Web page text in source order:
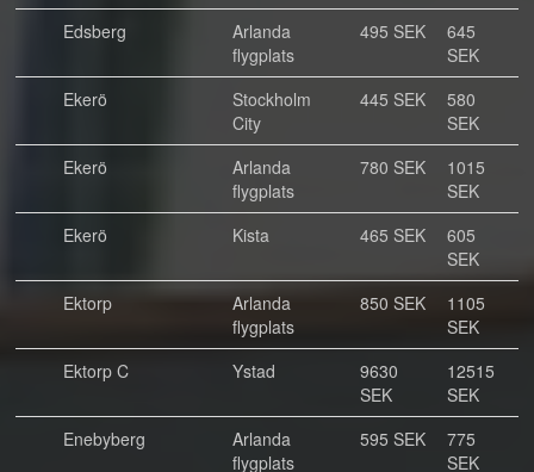
Edsberg
Arlanda
flygplats
495 SEK
645
SEK
Ekerö
Stockholm
City
445 SEK
580
SEK
Ekerö
Arlanda
flygplats
780 SEK
1015
SEK
Ekerö
Kista 465 SEK
605
SEK
Ektorp
Arlanda
flygplats
850 SEK
1105
SEK
Ektorp C
Ystad
9630
SEK
12515
SEK
Enebyberg
Arlanda
flygplats
595 SEK
775
SEK